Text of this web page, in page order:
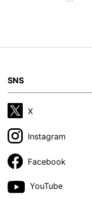
SNS
X
Instagram
Facebook
YouTube